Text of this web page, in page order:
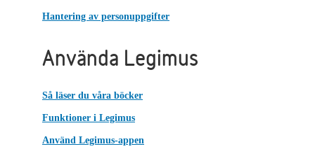
Hantering av personuppgifter
Använda Legimus
Så läser du våra böcker
Funktioner i Legimus
Använd Legimus-appen